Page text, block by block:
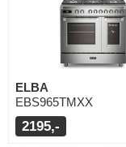
ELBA
EBS965TMXX
2195,-